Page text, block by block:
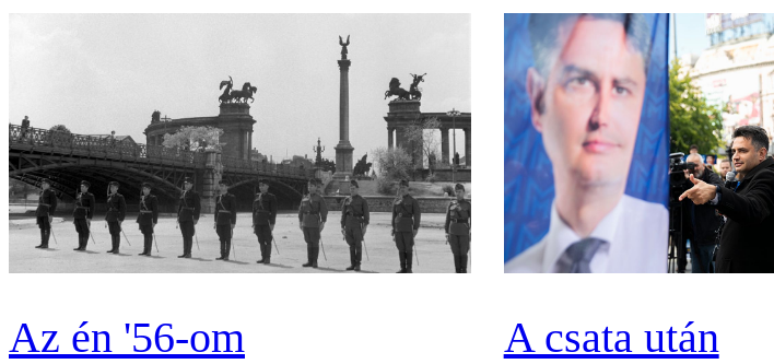
Az én '56-om A csata után